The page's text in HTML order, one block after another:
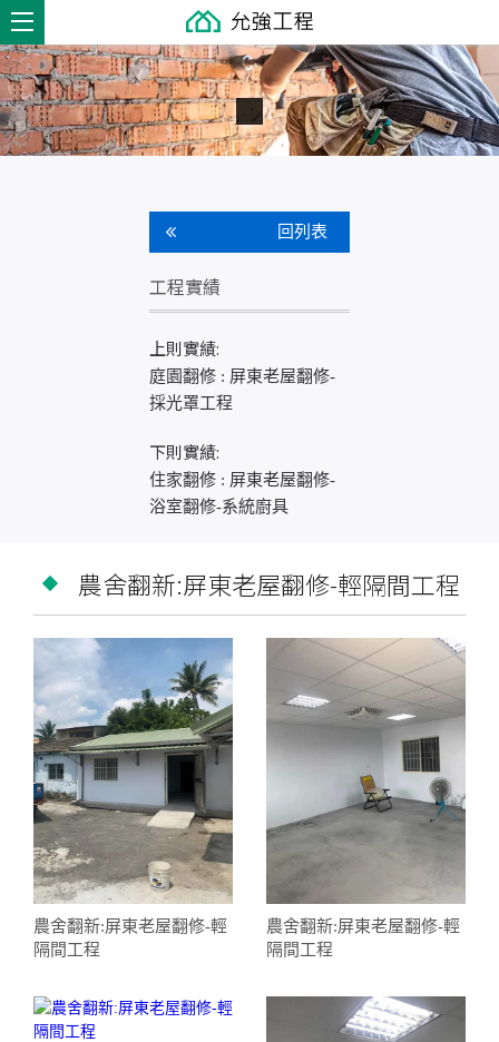
回列表
工程實績
上則實績:
庭園翻修 : 屏東老屋翻修-
採光罩工程
下則實績:
住家翻修 : 屏東老屋翻修-
浴室翻修-系統廚具
農舍翻新:屏東老屋翻修-輕隔間工程
農舍翻新:屏東老屋翻修-輕
隔間工程
農舍翻新:屏東老屋翻修-輕
隔間工程